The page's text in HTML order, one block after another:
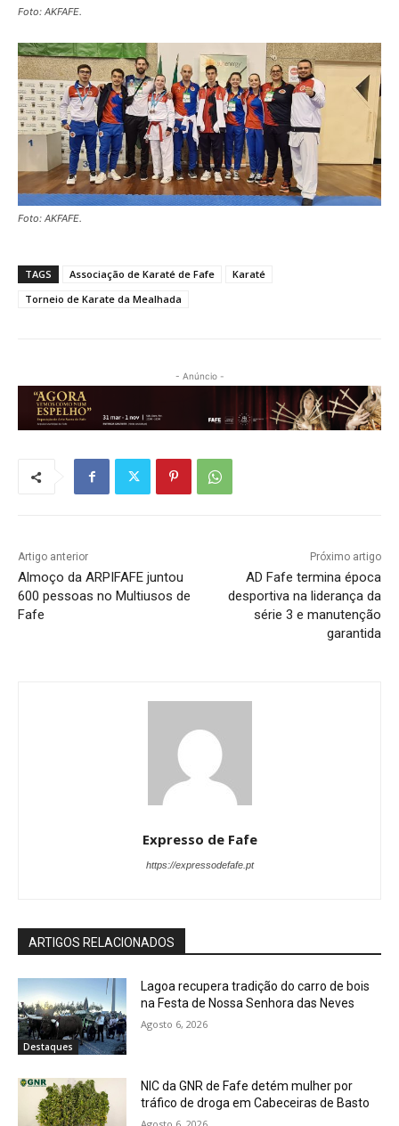
Foto: AKFAFE.
Foto: AKFAFE.
TAGS Associação de Karaté de Fafe
Karaté
Torneio de Karate da Mealhada
- Anúncio -
Artigo anterior
Almoço da ARPIFAFE juntou
600 pessoas no Multiusos de
Fafe
Próximo artigo
AD Fafe termina época
desportiva na liderança da
série 3 e manutenção
garantida
Expresso de Fafe
https://expressodefafe.pt
ARTIGOS RELACIONADOS
Destaques
Lagoa recupera tradição do carro de bois
na Festa de Nossa Senhora das Neves
Agosto 6, 2026
NIC da GNR de Fafe detém mulher por
tráfico de droga em Cabeceiras de Basto